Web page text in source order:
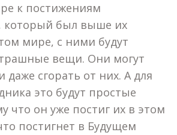
к постижениям
который был выше их
мире, с ними будут
вещи. Они могут
даже сгорать от них. А для
это будут простые
что он уже постиг их в этом
постигнет в Будущем